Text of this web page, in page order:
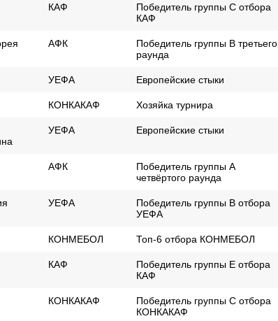
КАФ
Победитель группы C отбора
КАФ
АФК
Победитель группы B третьего
раунда
УEФА Европейские стыки
КОНКАКАФ Xозяйка турнира
УEФА Европейские стыки
АФК
Победитель группы A
четвёртого раунда
УEФА
Победитель группы B отбора
УЕФА
КОHМEБОЛ Топ-6 отбора КОНМЕБОЛ
КАФ
Победитель группы E отбора
КАФ
КОНКАКАФ
Победитель группы C отбора
КОНКАКАФ